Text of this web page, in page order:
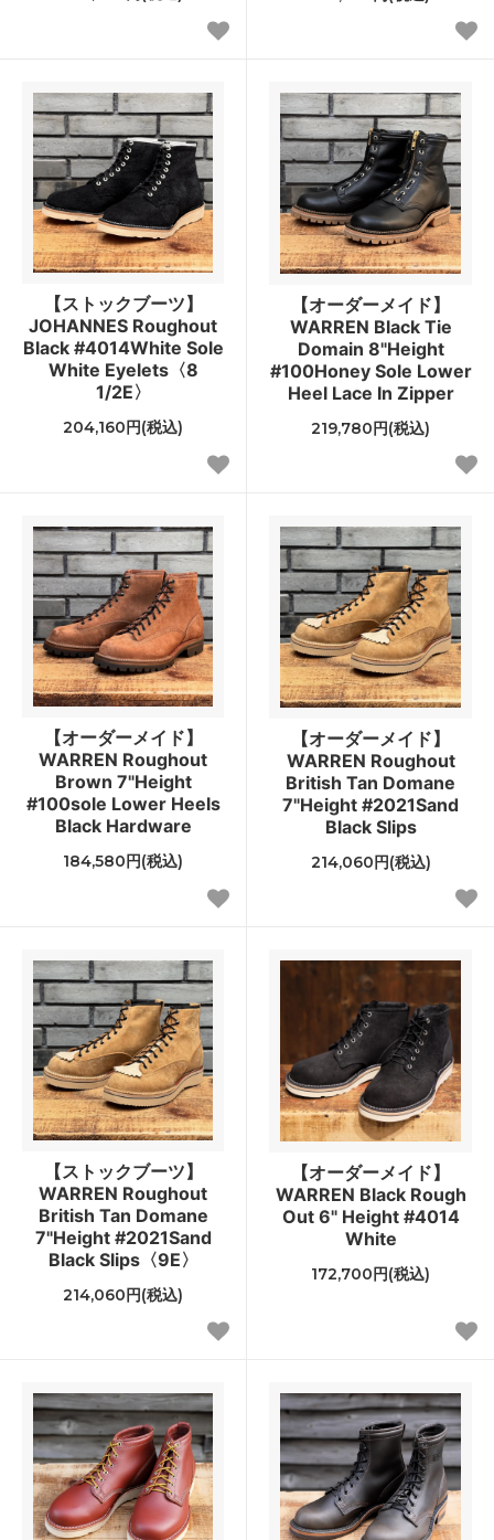
【ストックブーツ】
JOHANNES Roughout
Black #4014White Sole
White Eyelets〈8
1/2E〉
204,160円(税込)
【オーダーメイド】
WARREN Black Tie
Domain 8"Height
#100Honey Sole Lower
Heel Lace In Zipper
219,780円(税込)
【オーダーメイド】
WARREN Roughout
Brown 7"Height
#100sole Lower Heels
Black Hardware
184,580円(税込)
【オーダーメイド】
WARREN Roughout
British Tan Domane
7"Height #2021Sand
Black Slips
214,060円(税込)
【ストックブーツ】
WARREN Roughout
British Tan Domane
7"Height #2021Sand
Black Slips〈9E〉
214,060円(税込)
【オーダーメイド】
WARREN Black Rough
Out 6" Height #4014
White
172,700円(税込)